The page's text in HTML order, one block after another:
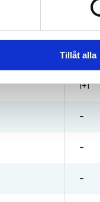
Tillåt alla
-
1+1
-
-
-